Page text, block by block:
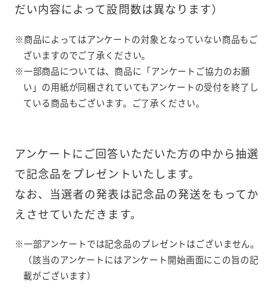
だい内容によって設問数は異なります）
※商品によってはアンケートの対象となっていない商品もご
ざいますのでご了承ください。
※一部商品については、商品に「アンケートご協力のお願
い」の用紙が同梱されていてもアンケートの受付を終了し
ている商品もございます。ご了承ください。
アンケートにご回答いただいた方の中から抽選
で記念品をプレゼントいたします。
なお、当選者の発表は記念品の発送をもってか
えさせていただきます。
※一部アンケートでは記念品のプレゼントはございません。
（該当のアンケートにはアンケート開始画面にこの旨の記
載がございます）